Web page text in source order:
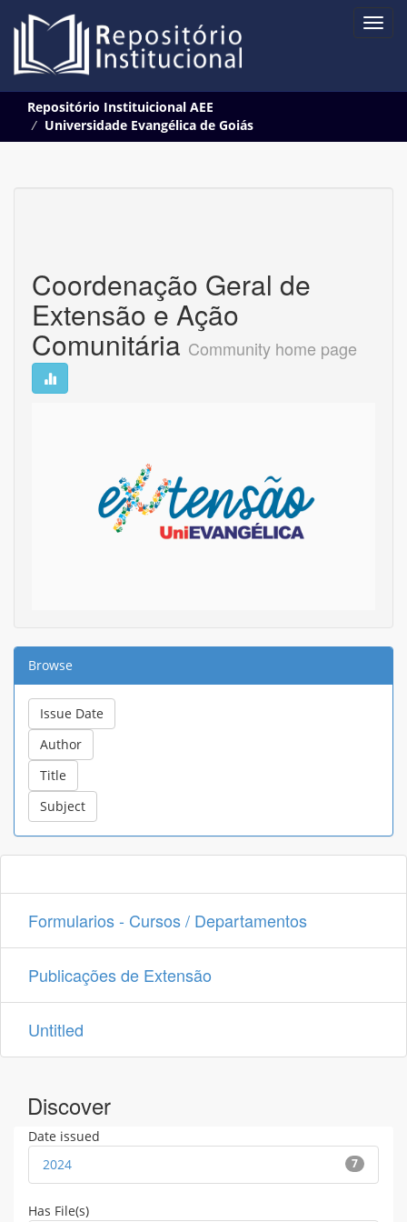
navigation
Repositório Instituicional AEE
Universidade Evangélica de Goiás
Coordenação Geral de
Extensão e Ação
Comunitária Community home page
Browse
Formularios - Cursos / Departamentos
Publicações de Extensão
Untitled
Discover
Date issued
7
2024
Has File(s)